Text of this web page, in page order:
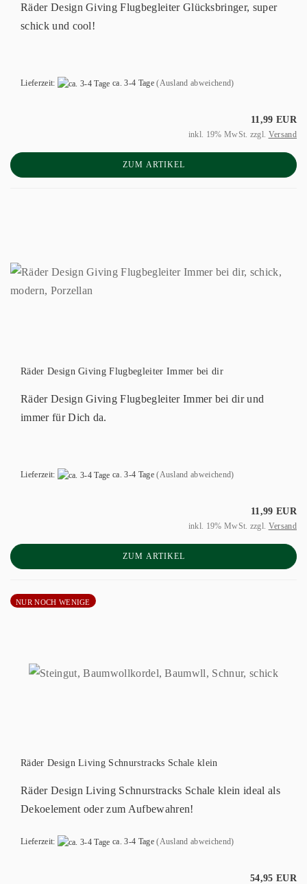
Räder Design Giving Flugbegleiter Glücksbringer, super
schick und cool!
Lieferzeit: ca. 3-4 Tage (Ausland abweichend)
11,99 EUR
inkl. 19% MwSt. zzgl. Versand
ZUM ARTIKEL
Räder Design Giving Flugbegleiter Immer bei dir
Räder Design Giving Flugbegleiter Immer bei dir und
immer für Dich da.
Lieferzeit: ca. 3-4 Tage (Ausland abweichend)
11,99 EUR
inkl. 19% MwSt. zzgl. Versand
ZUM ARTIKEL
NUR NOCH WENIGE
Räder Design Living Schnurstracks Schale klein
Räder Design Living Schnurstracks Schale klein ideal als
Dekoelement oder zum Aufbewahren!
Lieferzeit: ca. 3-4 Tage (Ausland abweichend)
54,95 EUR